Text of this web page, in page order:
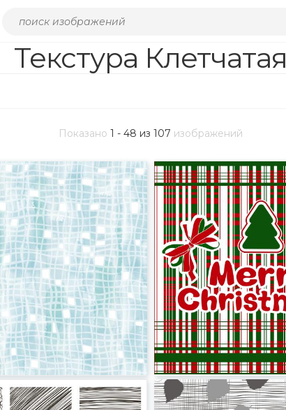
Текстура Клетчатая
Показано 1 - 48 из 107 изображений